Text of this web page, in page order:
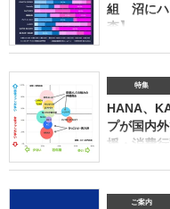
(2026年4月)ストリーミング影響分析
うにストリーミングに影響を与えたか
楽パッケージの購入行動に関する調査
組 沼にハ
査】
ORICON BiZ
年、2024年に続いて5回目。直近2年の
2025年の音楽シーンにおいて最も多く
か、得票数TOP15（13位が同率4組だ
月12日～18日にインターネットで実
「2025年1～12月の期間に初めて好き
らずっと好きというアーティストは対
特集
HANA、
プが国内
援・消費
日本のガール
グで鮮烈な初登場1位デビュー、アソ
ご案内